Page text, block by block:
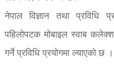
नेपाल विज्ञान तथा प्रविधि
पहिलोपटक मोबाइल स्वाब
गर्ने प्रविधि प्रयोगमा ल्याएको छ ।